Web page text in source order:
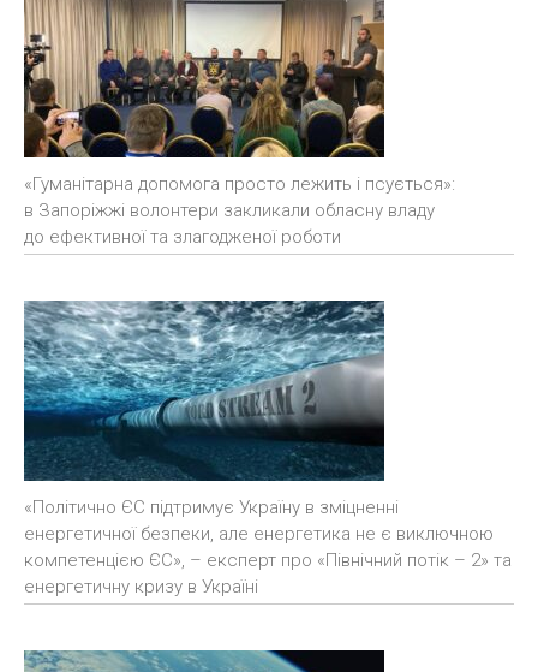
«Гуманітарна допомога просто лежить і псується»:
в Запоріжжі волонтери закликали обласну владу
до ефективної та злагодженої роботи
«Політично ЄС підтримує Україну в зміцненні
енергетичної безпеки, але енергетика не є виключною
компетенцією ЄС», – експерт про «Північний потік – 2» та
енергетичну кризу в Україні